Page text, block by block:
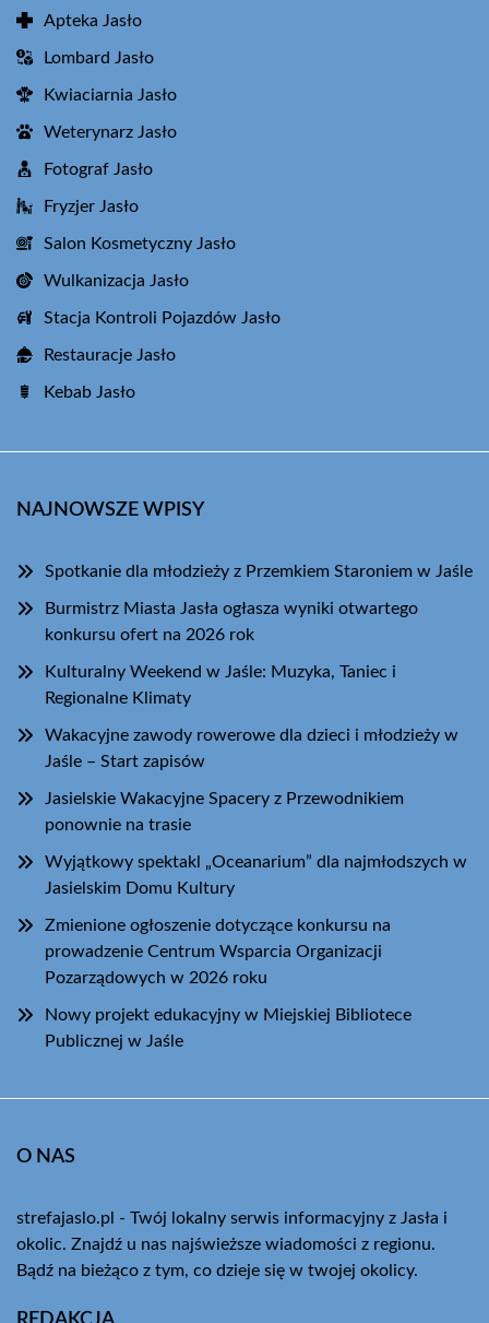
Apteka Jasło
Lombard Jasło
Kwiaciarnia Jasło
Weterynarz Jasło
Fotograf Jasło
Fryzjer Jasło
Salon Kosmetyczny Jasło
Wulkanizacja Jasło
Stacja Kontroli Pojazdów Jasło
Restauracje Jasło
Kebab Jasło
NAJNOWSZE WPISY
Spotkanie dla młodzieży z Przemkiem Staroniem w Jaśle
Burmistrz Miasta Jasła ogłasza wyniki otwartego
konkursu ofert na 2026 rok
Kulturalny Weekend w Jaśle: Muzyka, Taniec i
Regionalne Klimaty
Wakacyjne zawody rowerowe dla dzieci i młodzieży w
Jaśle – Start zapisów
Jasielskie Wakacyjne Spacery z Przewodnikiem
ponownie na trasie
Wyjątkowy spektakl „Oceanarium” dla najmłodszych w
Jasielskim Domu Kultury
Zmienione ogłoszenie dotyczące konkursu na
prowadzenie Centrum Wsparcia Organizacji
Pozarządowych w 2026 roku
Nowy projekt edukacyjny w Miejskiej Bibliotece
Publicznej w Jaśle
O NAS
strefajaslo.pl - Twój lokalny serwis informacyjny z Jasła i
okolic. Znajdź u nas najświeższe wiadomości z regionu.
Bądź na bieżąco z tym, co dzieje się w twojej okolicy.